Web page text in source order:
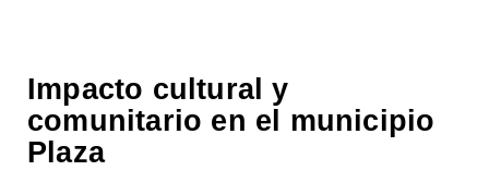
Impacto cultural y
comunitario en el municipio
Plaza